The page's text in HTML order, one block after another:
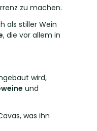
zu machen.
als stiller Wein
, die vor allem in
wird,
und
was ihn